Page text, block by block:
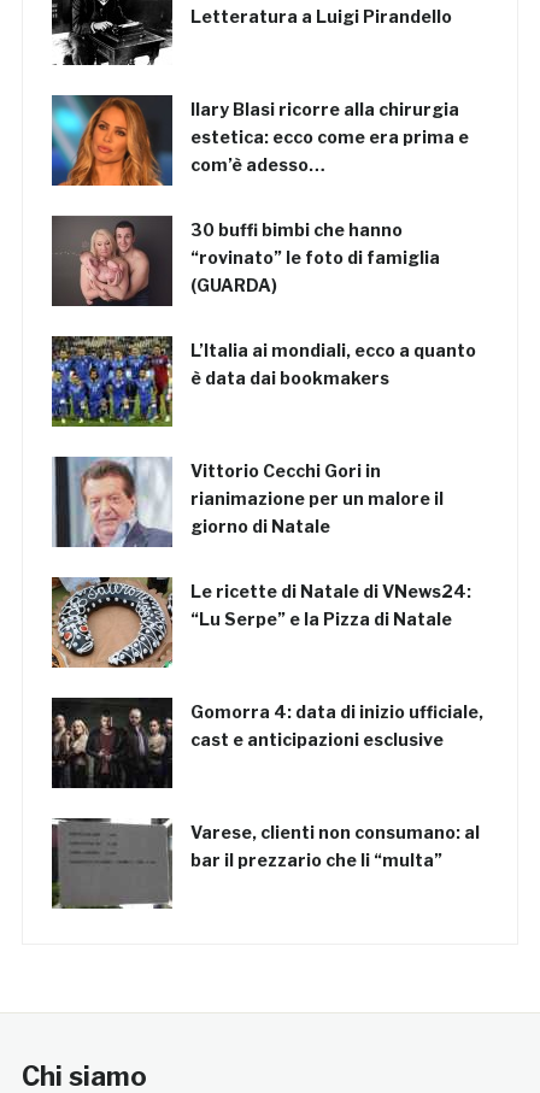
Letteratura a Luigi Pirandello
Ilary Blasi ricorre alla chirurgia
estetica: ecco come era prima e
com’è adesso…
30 buffi bimbi che hanno
“rovinato” le foto di famiglia
(GUARDA)
L’Italia ai mondiali, ecco a quanto
è data dai bookmakers
Vittorio Cecchi Gori in
rianimazione per un malore il
giorno di Natale
Le ricette di Natale di VNews24:
“Lu Serpe” e la Pizza di Natale
Gomorra 4: data di inizio ufficiale,
cast e anticipazioni esclusive
Varese, clienti non consumano: al
bar il prezzario che li “multa”
Chi siamo